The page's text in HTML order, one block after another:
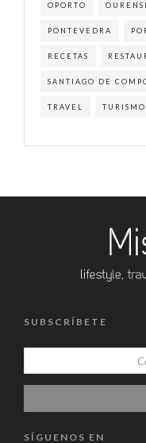
OPORTO
PONTEVEDRA
RECETAS
SANTIAGO DE
TRAVEL TURISMO
SUBSCRÍBETE
SÍGUENOS EN